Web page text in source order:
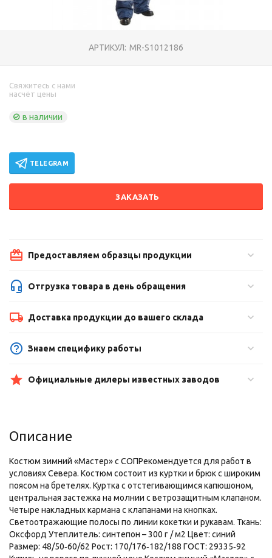
АРТИКУЛ: MR-S1012186
Свяжитесь с нами
насчёт цены
в наличии
TELEGRAM
ЗАКАЗАТЬ
Предоставляем образцы продукции
Отгрузка товара в день обращения
Доставка продукции до вашего склада
Знаем специфику работы
Официальные дилеры известных заводов
Описание
Костюм зимний «Мастер» с СОПРекомендуется для работ в
условиях Севера. Костюм состоит из куртки и брюк с широким
поясом на брете­лях. Куртка с отстегивающимся капюшо­ном,
центральная застежка на молнии с ветрозащитным клапаном.
Четыре накладных кармана с клапанами на кнопках.
Светоотражающие полосы по линии кокетки и рукавам. Ткань:
Оксфорд Утеплитель: синтепон – 300 г / м2 Цвет: синий
Размер: 48/50‑60/62 Рост: 170/176‑182/188 ГОСТ: 29335‑92